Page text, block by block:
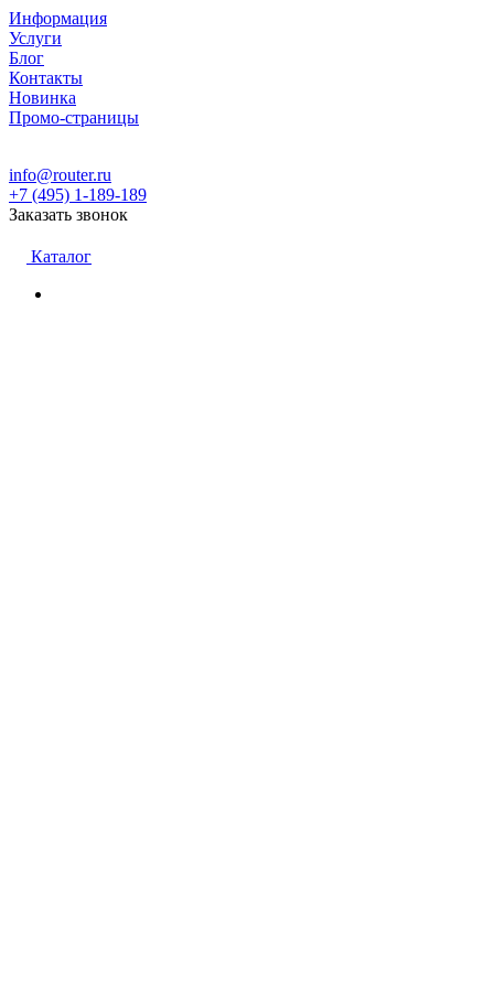
Информация
Услуги
Блог
Контакты
Новинка
Промо-страницы
info@router.ru
+7 (495) 1-189-189
Заказать звонок
Каталог